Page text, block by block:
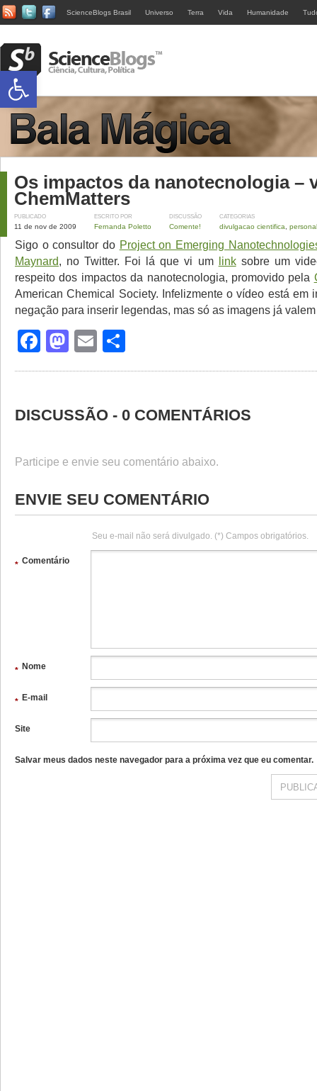
ScienceBlogs Brasil Universo Terra Vida Humanidade
Os impactos da nanotecnologia –
ChemMatters
PUBLICADO
11 de nov de 2009
ESCRITO POR
Fernanda Poletto
DISCUSSÃO
Comente!
CATEGORIAS
divulgacao cientifica
Sigo o consultor do Project on Emerging
Maynard, no Twitter. Foi lá que vi um linksobre um
respeito dos impactos da nanotecnologia, promovido pela
American Chemical Society. Infelizmente o vídeo está em
negação para inserir legendas, mas só as imagens já
Facebook
Mastodon
Email
DISCUSSÃO - 0 COMENTÁRIOS
Participe e envie seu comentário abaixo.
ENVIE SEU COMENTÁRIO
Seu e-mail não será divulgado. (*) Campos obrigatórios.
Comentário
*
Nome
*
E-mail
*
Site
Salvar meus dados neste navegador para a próxima vez que eu comentar.
Abrir a barra de ferramentas